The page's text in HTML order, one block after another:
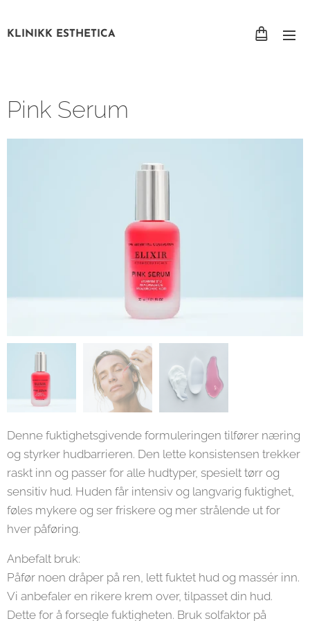
KLINIKK ESTHETICA
Pink Serum
Denne fuktighetsgivende formuleringen tilfører næring
og styrker hudbarrieren. Den lette konsistensen trekker
raskt inn og passer for alle hudtyper, spesielt tørr og
sensitiv hud. Huden får intensiv og langvarig fuktighet,
føles mykere og ser friskere og mer strålende ut for
hver påføring.
Anbefalt bruk:
Påfør noen dråper på ren, lett fuktet hud og massér inn.
Vi anbefaler en rikere krem over, tilpasset din hud.
Dette for å forsegle fuktigheten. Bruk solfaktor på